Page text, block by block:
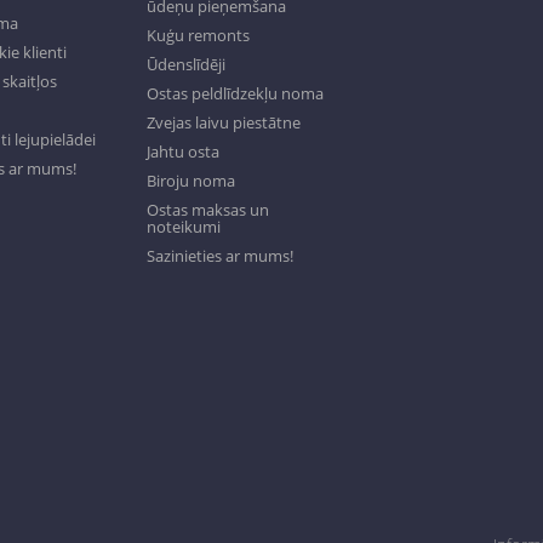
klienti
skaitļos
lejupielādei
ar mums!
ūdeņu pieņemšana
Kuģu remonts
Ūdenslīdēji
Ostas peldlīdzekļu noma
Zvejas laivu piestātne
Jahtu osta
Biroju noma
Ostas maksas un
noteikumi
Sazinieties ar mums!